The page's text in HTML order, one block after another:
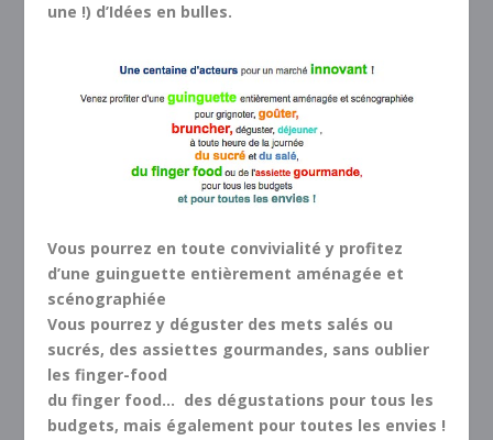
une !) d’Idées en bulles.
Vous pourrez en toute convivialité y profitez
d’une guinguette entièrement aménagée et
scénographiée
Vous pourrez y déguster des mets salés ou
sucrés, des assiettes gourmandes, sans oublier
les finger-food
du finger food… des dégustations pour tous les
budgets, mais également pour toutes les envies !